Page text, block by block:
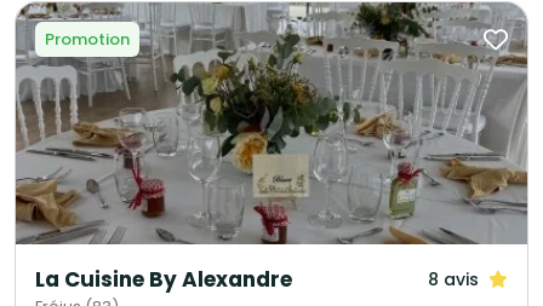
une logistique sans faille et ce petit "plus" qui rendra votre réception
inoubliable.
Promotion
La Cuisine By Alexandre 8 avis